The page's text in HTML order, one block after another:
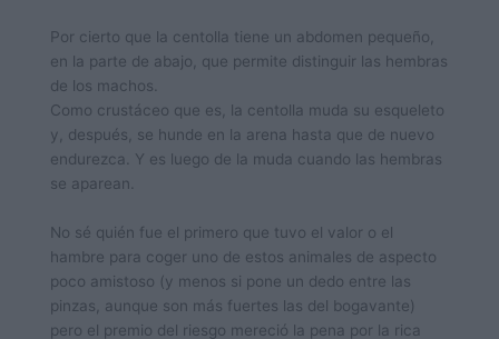
Por cierto que la centolla tiene un abdomen pequeño,
en la parte de abajo, que permite distinguir las hembras
de los machos.
Como crustáceo que es, la centolla muda su esqueleto
y, después, se hunde en la arena hasta que de nuevo
endurezca. Y es luego de la muda cuando las hembras
se aparean.
No sé quién fue el primero que tuvo el valor o el
hambre para coger uno de estos animales de aspecto
poco amistoso (y menos si pone un dedo entre las
pinzas, aunque son más fuertes las del bogavante)
pero el premio del riesgo mereció la pena por la rica